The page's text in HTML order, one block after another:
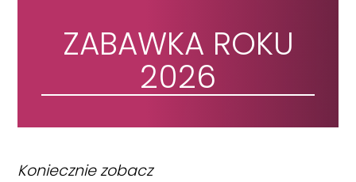
ZABAWKA ROKU
2026
Koniecznie zobacz